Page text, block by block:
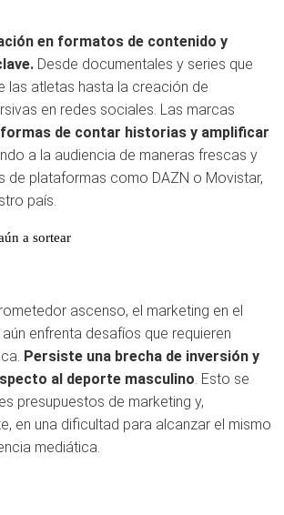
en formatos de contenido y
Desde documentales y series que
las atletas hasta la creación de
en redes sociales. Las marcas
de contar historias y amplificar
a la audiencia de maneras frescas y
de plataformas como DAZN o Movistar,
país.
a sortear
ascenso, el marketing en el
enfrenta desafíos que requieren
Persiste una brecha de inversión y
al deporte masculino. Esto se
presupuestos de marketing y,
en una dificultad para alcanzar el mismo
mediática.